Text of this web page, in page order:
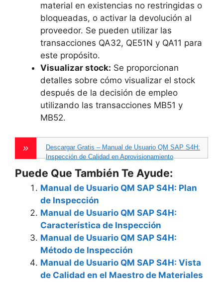
material en existencias no restringidas o
bloqueadas, o activar la devolución al
proveedor. Se pueden utilizar las
transacciones QA32, QE51N y QA11 para
este propósito.
Visualizar stock: Se proporcionan
detalles sobre cómo visualizar el stock
después de la decisión de empleo
utilizando las transacciones MB51 y
MB52.
Descargar Gratis – Manual de Usuario QM SAP S4H:
Inspección de Calidad en Aprovisionamiento
Puede Que También Te Ayude:
Manual de Usuario QM SAP S4H: Plan
de Inspección
Manual de Usuario QM SAP S4H:
Característica de Inspección
Manual de Usuario QM SAP S4H:
Método de Inspección
Manual de Usuario QM SAP S4H: Vista
de Calidad en el Maestro de Materiales